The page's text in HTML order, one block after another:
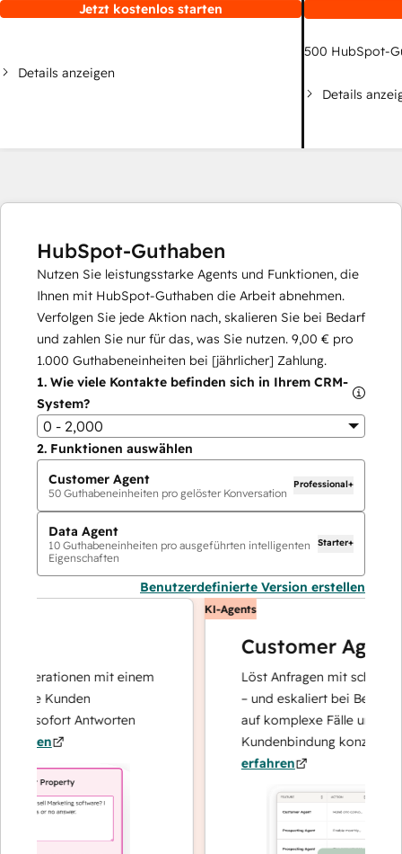
Jetzt kostenlos starten
Details anzeigen
500 HubSpot-
Details
HubSpot-Guthaben
Nutzen Sie leistungsstarke Agents und Funktionen, die
Ihnen mit HubSpot-Guthaben die Arbeit abnehmen.
Verfolgen Sie jede Aktion nach, skalieren Sie bei Bedarf
und zahlen Sie nur für das, was Sie nutzen. 9,00 € pro
1.000 Guthabeneinheiten bei [jährlicher] Zahlung.
1. Wie viele Kontakte befinden sich in Ihrem CRM-
System?
0 - 2,000
2. Funktionen auswählen
Customer Agent
50 Guthabeneinheiten pro gelöster Konversation
Professional+
Data Agent
10 Guthabeneinheiten pro ausgeführten intelligenten
Eigenschaften
Starter+
Benutzerdefinierte Version erstellen
mit einem
Kunden
sofort Antworten
KI-Agents
Customer Agent
Löst Anfragen mit schnellen,
– und eskaliert bei Bedarf,
auf komplexe Fälle und den
Kundenbindung
erfahren